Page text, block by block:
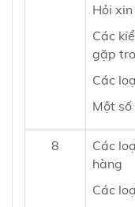
Hỏi
Các
gặp
Các
Một
8
Các
hàng
Các